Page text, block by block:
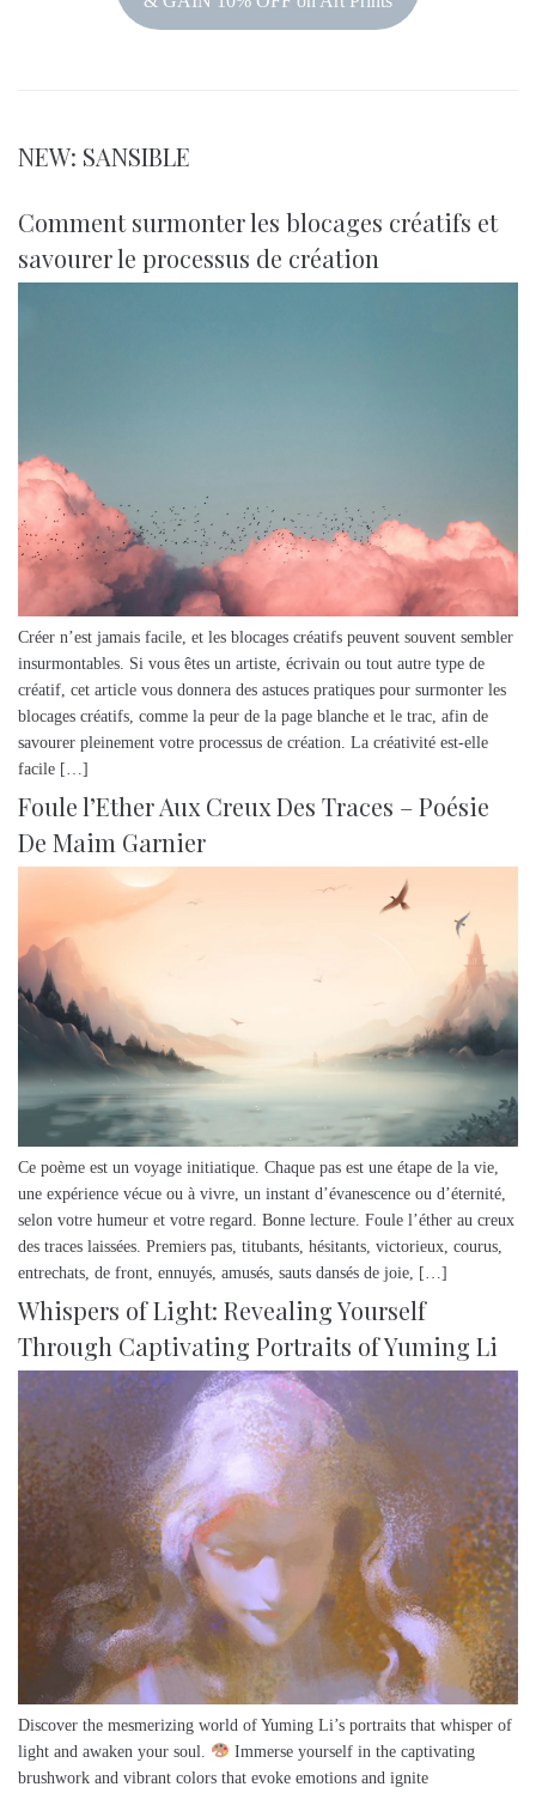
NEW: SANSIBLE
Comment surmonter les blocages créatifs et
savourer le processus de création
Créer n’est jamais facile, et les blocages créatifs peuvent souvent sembler
insurmontables. Si vous êtes un artiste, écrivain ou tout autre type de
créatif, cet article vous donnera des astuces pratiques pour surmonter les
blocages créatifs, comme la peur de la page blanche et le trac, afin de
savourer pleinement votre processus de création. La créativité est-elle
facile […]
Foule l’Ether Aux Creux Des Traces – Poésie
De Maim Garnier
Ce poème est un voyage initiatique. Chaque pas est une étape de la vie,
une expérience vécue ou à vivre, un instant d’évanescence ou d’éternité,
selon votre humeur et votre regard. Bonne lecture. Foule l’éther au creux
des traces laissées. Premiers pas, titubants, hésitants, victorieux, courus,
entrechats, de front, ennuyés, amusés, sauts dansés de joie, […]
Whispers of Light: Revealing Yourself
Through Captivating Portraits of Yuming Li
Discover the mesmerizing world of Yuming Li’s portraits that whisper of
light and awaken your soul.
Immerse yourself in the captivating
brushwork and vibrant colors that evoke emotions and ignite